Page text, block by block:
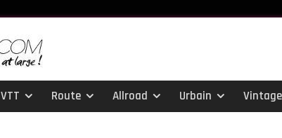
VTT Route Allroad Urbain Vintage